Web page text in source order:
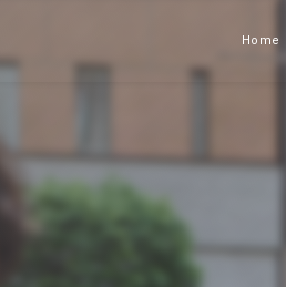
Home
ホーム